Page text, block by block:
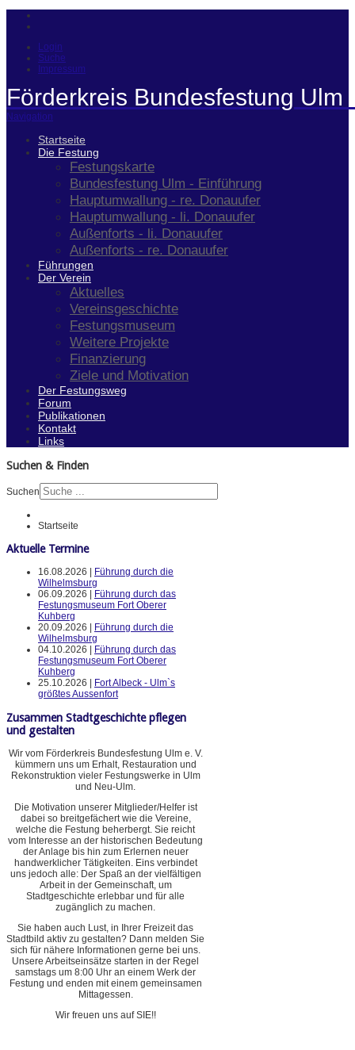
Login
Suche
Impressum
Förderkreis Bundesfestung Ulm
Navigation
Startseite
Die Festung
Festungskarte
Bundesfestung Ulm - Einführung
Hauptumwallung - re. Donauufer
Hauptumwallung - li. Donauufer
Außenforts - li. Donauufer
Außenforts - re. Donauufer
Führungen
Der Verein
Aktuelles
Vereinsgeschichte
Festungsmuseum
Weitere Projekte
Finanzierung
Ziele und Motivation
Der Festungsweg
Forum
Publikationen
Kontakt
Links
Suchen & Finden
Suchen
Startseite
Aktuelle Termine
16.08.2026 |
Führung durch die
Wilhelmsburg
06.09.2026 |
Führung durch das
Festungsmuseum Fort Oberer
Kuhberg
20.09.2026 |
Führung durch die
Wilhelmsburg
04.10.2026 |
Führung durch das
Festungsmuseum Fort Oberer
Kuhberg
25.10.2026 |
Fort Albeck - Ulm`s
größtes Aussenfort
Zusammen Stadtgeschichte pflegen
und gestalten
Wir vom Förderkreis Bundesfestung Ulm e. V.
kümmern uns um Erhalt, Restauration und
Rekonstruktion vieler Festungswerke in Ulm
und Neu-Ulm.
Die Motivation unserer Mitglieder/Helfer ist
dabei so breitgefächert wie die Vereine,
welche die Festung beherbergt. Sie reicht
vom Interesse an der historischen Bedeutung
der Anlage bis hin zum Erlernen neuer
handwerklicher Tätigkeiten. Eins verbindet
uns jedoch alle: Der Spaß an der vielfältigen
Arbeit in der Gemeinschaft, um
Stadtgeschichte erlebbar und für alle
zugänglich zu machen.
Sie haben auch Lust, in Ihrer Freizeit das
Stadtbild aktiv zu gestalten? Dann melden Sie
sich für nähere Informationen gerne bei uns.
Unsere Arbeitseinsätze starten in der Regel
samstags um 8:00 Uhr an einem Werk der
Festung und enden mit einem gemeinsamen
Mittagessen.
Wir freuen uns auf SIE!!